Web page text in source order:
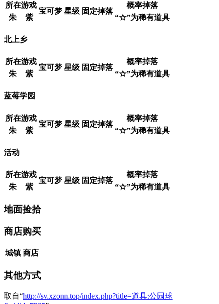
所在游戏
宝可梦 星级 固定掉落
概率掉落
朱
紫 “☆”为稀有道具
北上乡
所在游戏
宝可梦 星级 固定掉落
概率掉落
朱
紫 “☆”为稀有道具
蓝莓学园
所在游戏
宝可梦 星级 固定掉落
概率掉落
朱
紫 “☆”为稀有道具
活动
所在游戏
宝可梦 星级 固定掉落
概率掉落
朱
紫 “☆”为稀有道具
地面捡拾
商店购买
城镇 商店
其他方式
取自“http://sv.xzonn.top/index.php?title=道具:公园球